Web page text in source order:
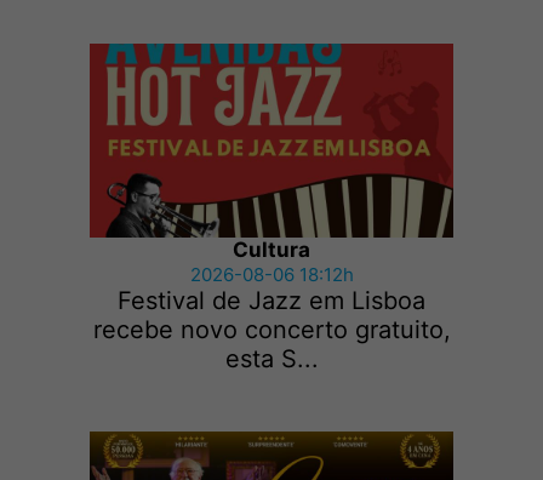
Cultura
2026-08-06 18:12h
Festival de Jazz em Lisboa
recebe novo concerto gratuito,
esta S...